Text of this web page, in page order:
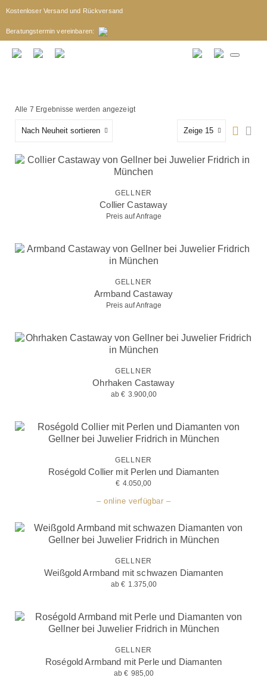
Kostenloser Versand und Rückversand
Beratungstermin vereinbaren:
Alle 7 Ergebnisse werden angezeigt
Nach Neuheit sortieren Zeige 15
GELLNER
Collier Castaway
Preis auf Anfrage
GELLNER
Armband Castaway
Preis auf Anfrage
GELLNER
Ohrhaken Castaway
ab € 3.900,00
GELLNER
Roségold Collier mit Perlen und Diamanten
€ 4.050,00
– online verfügbar –
GELLNER
Weißgold Armband mit schwazen Diamanten
ab € 1.375,00
GELLNER
Roségold Armband mit Perle und Diamanten
ab € 985,00